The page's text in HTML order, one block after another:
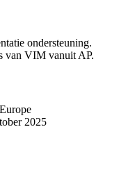
ondersteuning.
van VIM vanuit AP.
2025